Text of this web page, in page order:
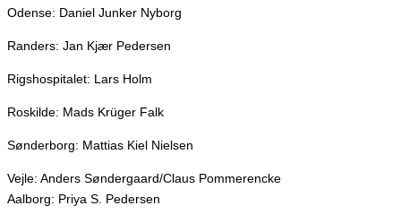
Odense: Daniel Junker Nyborg
Randers: Jan Kjær Pedersen
Rigshospitalet: Lars Holm
Roskilde: Mads Krüger Falk
Sønderborg: Mattias Kiel Nielsen
Vejle: Anders Søndergaard/Claus Pommerencke
Aalborg: Priya S. Pedersen